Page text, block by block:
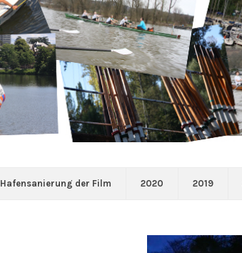
Hafensanierung der Film 2020 2019